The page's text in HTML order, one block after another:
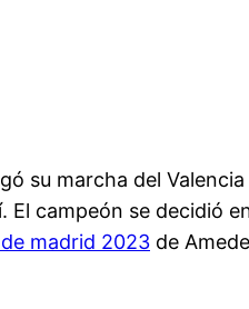
su marcha del
El campeón se decidió
madrid 2023 de